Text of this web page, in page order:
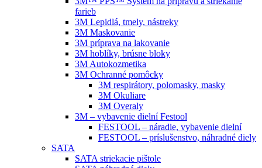
farieb
3M Lepidlá, tmely, nástreky
3M Maskovanie
3M príprava na lakovanie
3M hoblíky, brúsne bloky
3M Autokozmetika
3M Ochranné pomôcky
3M respirátory, polomasky, masky
3M Okuliare
3M Overaly
3M – vybavenie dielní Festool
FESTOOL – náradie, vybavenie dielní
FESTOOL – príslušenstvo, náhradné diely
SATA
SATA striekacie pištole